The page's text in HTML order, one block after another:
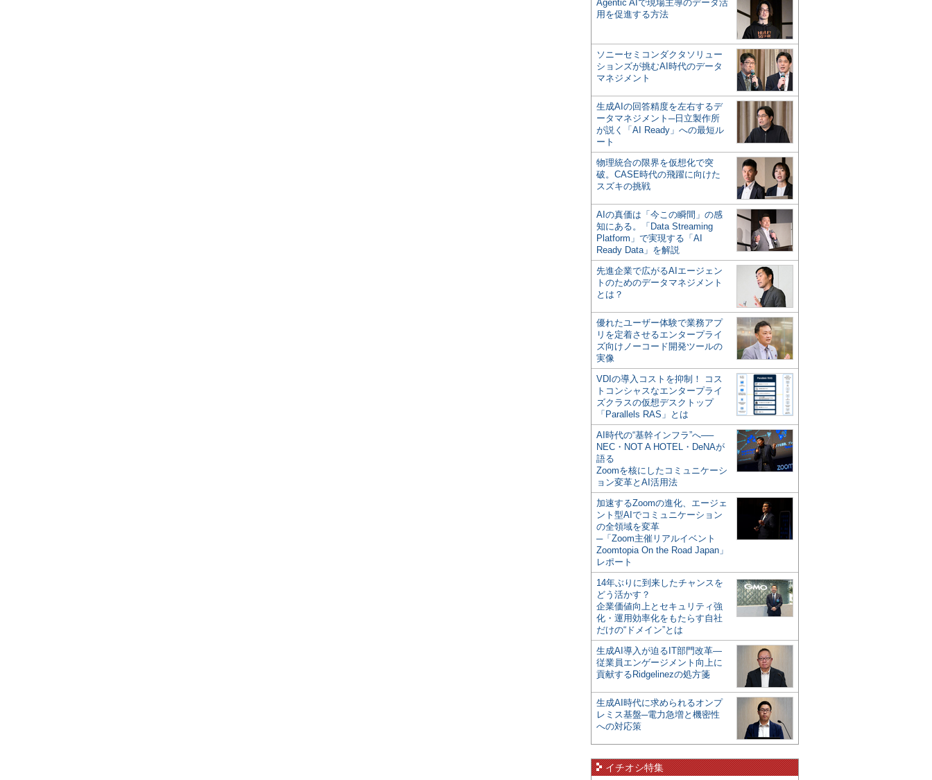
Agentic AIで現場主導のデータ活
用を促進する方法
ソニーセミコンダクタソリュー
ションズが挑むAI時代のデータ
マネジメント
生成AIの回答精度を左右するデ
ータマネジメント─日立製作所
が説く「AI Ready」への最短ル
ート
物理統合の限界を仮想化で突
破。CASE時代の飛躍に向けた
スズキの挑戦
AIの真価は「今この瞬間」の感
知にある。「Data Streaming
Platform」で実現する「AI
Ready Data」を解説
先進企業で広がるAIエージェン
トのためのデータマネジメント
とは？
優れたユーザー体験で業務アプ
リを定着させるエンタープライ
ズ向けノーコード開発ツールの
実像
VDIの導入コストを抑制！ コス
トコンシャスなエンタープライ
ズクラスの仮想デスクトップ
「Parallels RAS」とは
AI時代の“基幹インフラ”へ──
NEC・NOT A HOTEL・DeNAが
語る
Zoomを核にしたコミュニケーシ
ョン変革とAI活用法
加速するZoomの進化、エージェ
ント型AIでコミュニケーション
の全領域を変革
─「Zoom主催リアルイベント
Zoomtopia On the Road Japan」
レポート
14年ぶりに到来したチャンスを
どう活かす？
企業価値向上とセキュリティ強
化・運用効率化をもたらす自社
だけの“ドメイン”とは
生成AI導入が迫るIT部門改革―
従業員エンゲージメント向上に
貢献するRidgelinezの処方箋
生成AI時代に求められるオンプ
レミス基盤─電力急増と機密性
への対応策
イチオシ特集